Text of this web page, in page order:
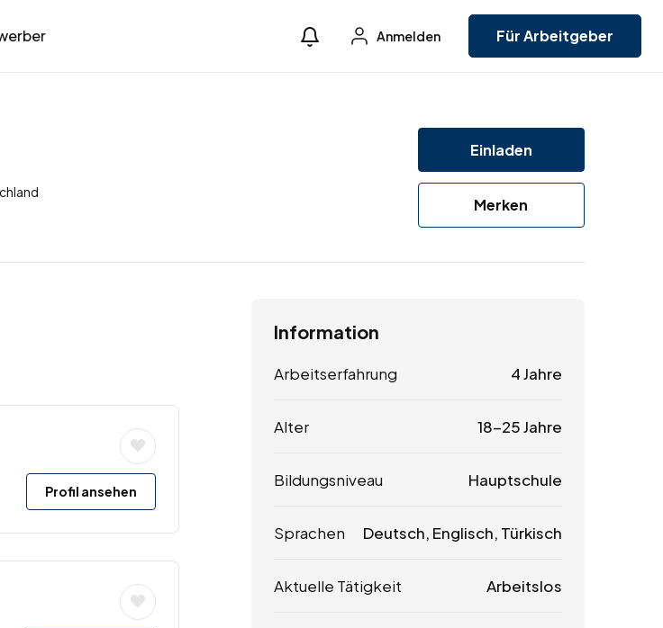
Anmelden Für Arbeitgeber
Einladen
Merken
Profil ansehen
Information
Arbeitserfahrung 4 Jahre
Alter 18-25 Jahre
Bildungsniveau Hauptschule
Sprachen Deutsch, Englisch, Türkisch
Aktuelle Tätigkeit Arbeitslos